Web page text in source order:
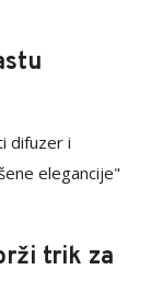
difuzer i
elegancije"
trik za